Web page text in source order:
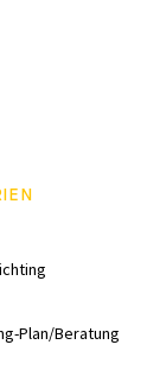
Plan/Beratung